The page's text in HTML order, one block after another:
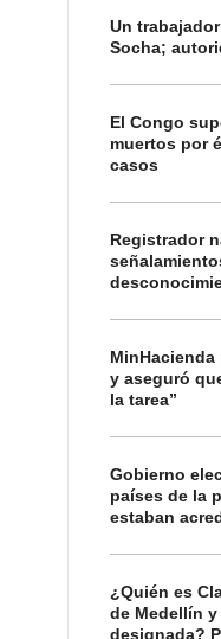
Un
Socha;
El Congo
muertos por
casos
Registrador
y aseguró
la tarea”
Gobierno
países de la
estaban
¿Quién es
de Medellín
designada?